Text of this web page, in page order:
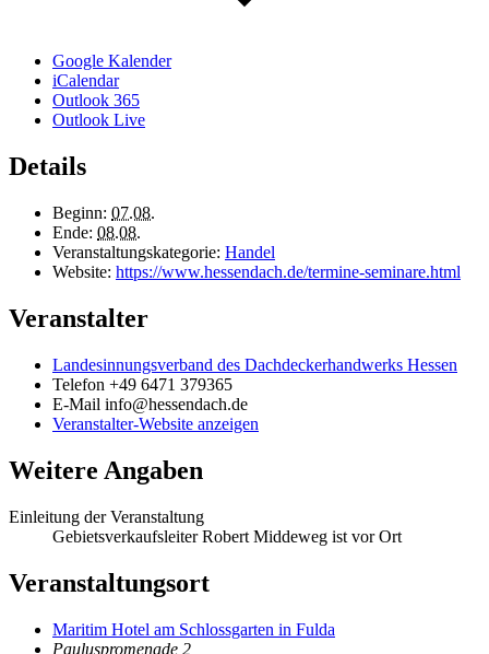
Google Kalender
iCalendar
Outlook 365
Outlook Live
Details
Beginn: 07.08.
Ende: 08.08.
Veranstaltungskategorie: Handel
Website: https://www.hessendach.de/termine-seminare.html
Veranstalter
Landesinnungsverband des Dachdeckerhandwerks Hessen
Telefon +49 6471 379365
E-Mail info@hessendach.de
Veranstalter-Website anzeigen
Weitere Angaben
Einleitung der Veranstaltung
Gebietsverkaufsleiter Robert Middeweg ist vor Ort
Veranstaltungsort
Maritim Hotel am Schlossgarten in Fulda
Pauluspromenade 2